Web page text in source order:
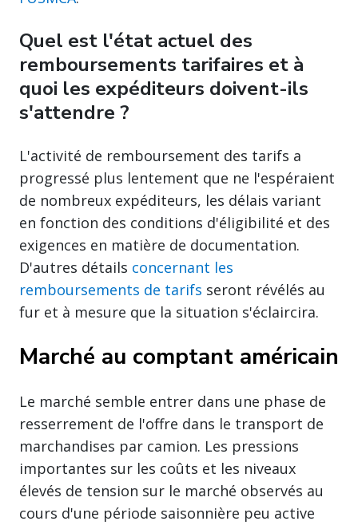
Quel est l'état actuel des
remboursements tarifaires et à
quoi les expéditeurs doivent-ils
s'attendre ?
L'activité de remboursement des tarifs a
progressé plus lentement que ne l'espéraient
de nombreux expéditeurs, les délais variant
en fonction des conditions d'éligibilité et des
exigences en matière de documentation.
D'autres détails concernant les
remboursements de tarifs seront révélés au
fur et à mesure que la situation s'éclaircira.
Marché au comptant américain
Le marché semble entrer dans une phase de
resserrement de l'offre dans le transport de
marchandises par camion. Les pressions
importantes sur les coûts et les niveaux
élevés de tension sur le marché observés au
cours d'une période saisonnière peu active